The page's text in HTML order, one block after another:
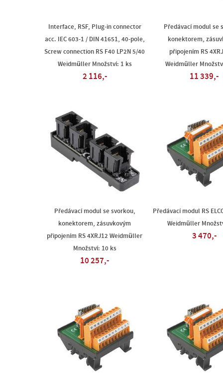
Interface, RSF, Plug-in connector
acc. IEC 603-1 / DIN 41651, 40-pole,
Screw connection RS F40 LP2N 5/40
Weidmüller Množství: 1 ks
2 116,-
Předávací modul se
konektorem,
připojením RS
Weidmüller
11 339,-
Předávací modul se svorkou,
konektorem, zásuvkovým
připojením RS 4XRJ12 Weidmüller
Množství: 10 ks
10 257,-
Předávací modul RS
Weidmüller
3 470,-